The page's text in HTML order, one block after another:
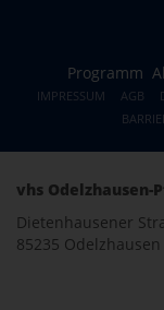
Programm
IMPRESSUM AGB
vhs Odelzhausen-
Dietenhausener
85235 Odelzhausen